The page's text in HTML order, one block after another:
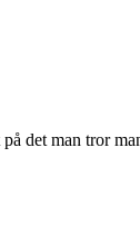
det man tror